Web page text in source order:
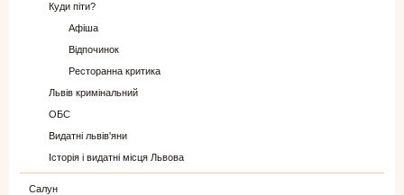
Куди піти?
Афіша
Відпочинок
Ресторанна критика
Львів кримінальний
ОБС
Видатні львів'яни
Історія і видатні місця Львова
Салун